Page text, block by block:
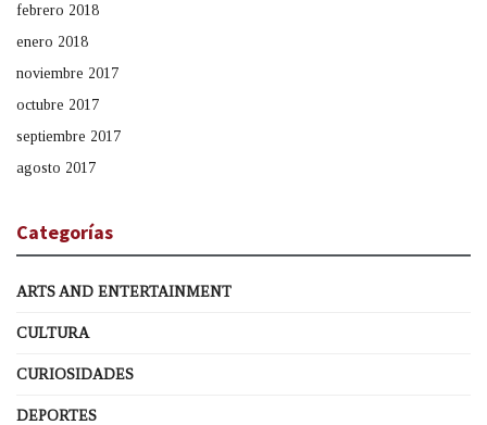
febrero 2018
enero 2018
noviembre 2017
octubre 2017
septiembre 2017
agosto 2017
Categorías
ARTS AND ENTERTAINMENT
CULTURA
CURIOSIDADES
DEPORTES